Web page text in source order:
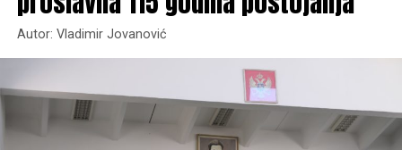
Autor: Vladimir Jovanović